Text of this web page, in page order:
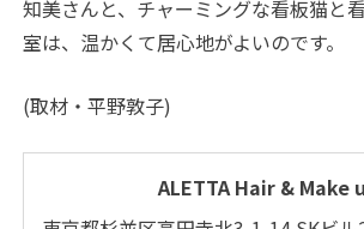
知美さんと、チャーミングな看板猫と
室は、温かくて居心地がよいのです。
(取材・平野敦子)
ALETTA Hair & Make